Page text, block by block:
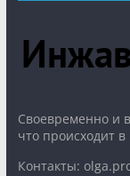
Cвоевременно и
что происходит
Контакты: